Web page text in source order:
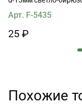
Арт. F-5435
25 ₽
Похожие